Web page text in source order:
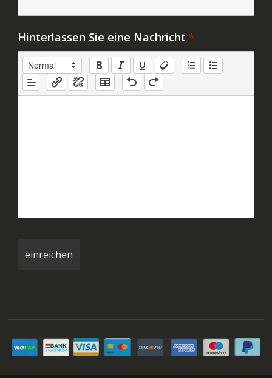
Hinterlassen Sie eine Nachricht *